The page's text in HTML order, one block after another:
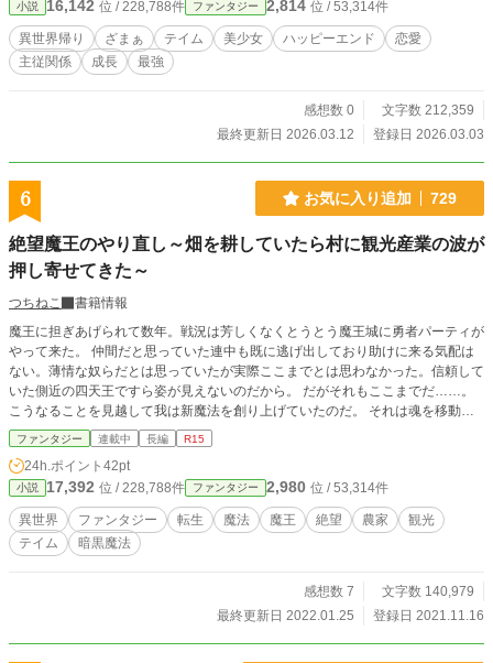
ちんでぐちゃぐちゃにされてるぅっ……♡」 最初のターゲッ
トとなった凛は勇者への建前を完全に破壊され、自ら湊のペ
ニスを求めて腰を振る完全な雌へと堕ちていく。 圧倒的な快
楽の前に凛は「私は本当は湊のことが好きだったんだ」と激
密室でかつての仲間たちを次々と自分だけの雌に作り変えて
小説 16,142 位 / 228,788件 ファンタジー 2,814 位 / 53,314件
異世界帰り ざまぁ テイム 美少女 ハッピーエンド
恋愛
主従関係
成長 最強
感想数 0
文字数 212,359
最終更新日 2026.03.12
登録日 2026.03.03
6 お気に入り追加 729
絶望魔王のやり直し～畑を耕していたら村に観光産業の波が
押し寄せてきた～
つちねこ
書籍情報
魔王に担ぎあげられて数年。戦況は芳しくなくとうとう魔王城に勇者パーティが
やって来た。 仲間だと思っていた連中も既に逃げ出しており助けに来る気配は
ない。薄情な奴らだとは思っていたが実際ここまでとは思わなかった。信頼して
いた側近の四天王ですら姿が見えないのだから。 だがそれもここまでだ……。
こうなることを見越して我は新魔法を創り上げていたのだ。 それは魂を移動さ
せる禁忌とされる暗黒魔法。 こんな魔王軍からは離脱して、のどかで平和な世
界で生き直してやる。 もう決めたのだ。魔王軍の敗戦で平和が訪れるであろう
人の世界でのんびり畑でも耕しながらスローライフをおくることを。 ところが
その農村では何故か急激に観光産業の波が押し寄せ、自分を倒した勇者や聖女も
村にやってきたりと、企図せず巻き込まれてしまう元魔王の絶望からはじまる物
語。
ファンタジー 連載中 長編 R15
24h.ポイント 42pt
小説 17,392 位 / 228,788件 ファンタジー 2,980 位 / 53,314件
異世界 ファンタジー 転生 魔法 魔王 絶望 農家
観光
テイム
暗黒魔法
感想数 7
文字数 140,979
最終更新日 2022.01.25
登録日 2021.11.16